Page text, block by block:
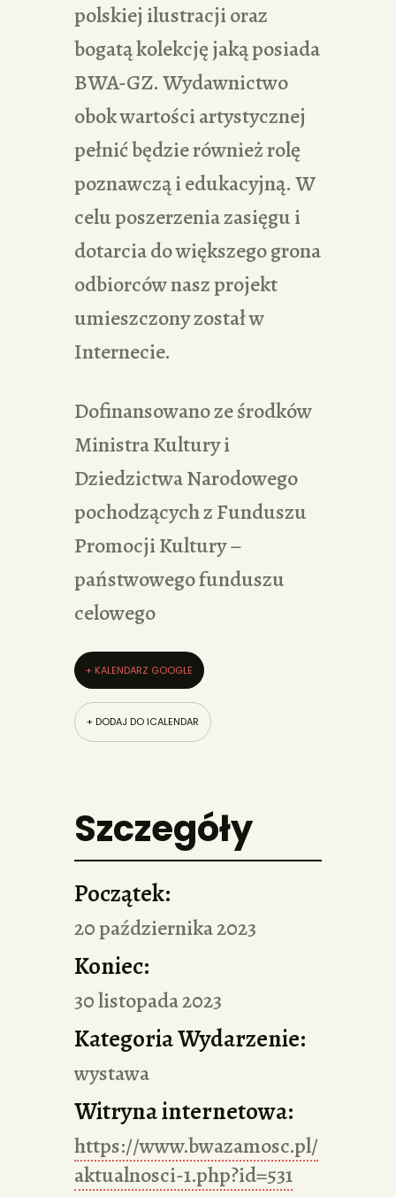
polskiej ilustracji oraz
bogatą kolekcję jaką posiada
BWA-GZ. Wydawnictwo
obok wartości artystycznej
pełnić będzie również rolę
poznawczą i edukacyjną. W
celu poszerzenia zasięgu i
dotarcia do większego grona
odbiorców nasz projekt
umieszczony został w
Internecie.
Dofinansowano ze środków
Ministra Kultury i
Dziedzictwa Narodowego
pochodzących z Funduszu
Promocji Kultury –
państwowego funduszu
celowego
+ KALENDARZ GOOGLE
+ DODAJ DO ICALENDAR
Szczegóły
Początek:
20 października 2023
Koniec:
30 listopada 2023
Kategoria Wydarzenie:
wystawa
Witryna internetowa:
https://www.bwazamosc.pl/
aktualnosci-1.php?id=531